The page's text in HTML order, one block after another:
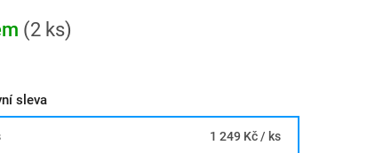
(2 ks)
sleva
1 249 Kč / ks